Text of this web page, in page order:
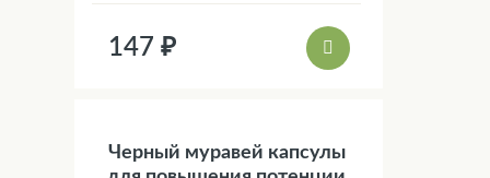
147 ₽
Черный муравей капсулы